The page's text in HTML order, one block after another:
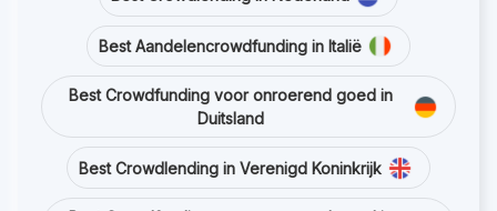
Best Aandelencrowdfunding in Italië
Best Crowdfunding voor onroerend goed in
Duitsland
Best Crowdlending in Verenigd Koninkrijk